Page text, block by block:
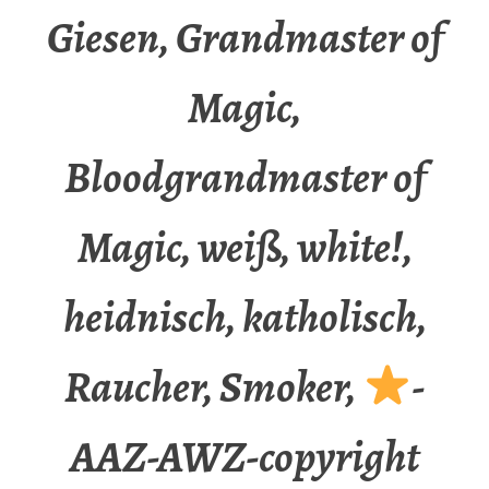
Giesen, Grandmaster of
Magic,
Bloodgrandmaster of
Magic, weiß, white!,
heidnisch, katholisch,
Raucher, Smoker,
-
AAZ-AWZ-copyright